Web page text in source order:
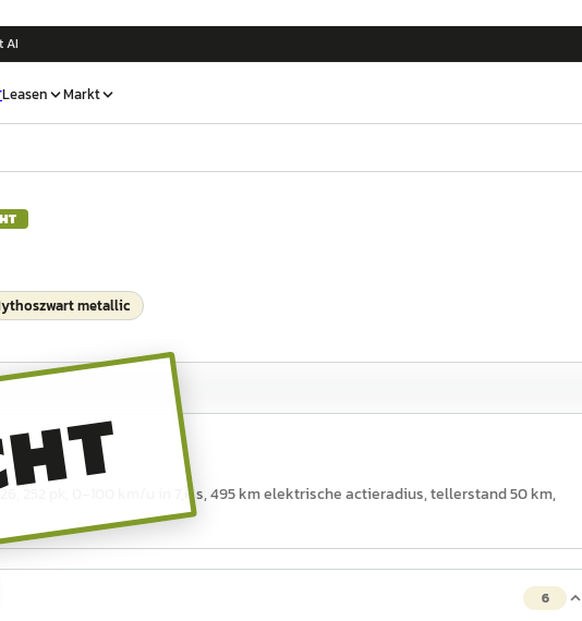
AI
Leasen Markt
metallic
252 pk, 0–100 km/u in 7,6 s, 495 km elektrische actieradius, tellerstand 50 km,
6